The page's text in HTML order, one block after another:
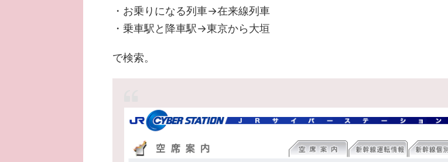
・お乗りになる列車→在来線列車
・乗車駅と降車駅→東京から大垣
で検索。